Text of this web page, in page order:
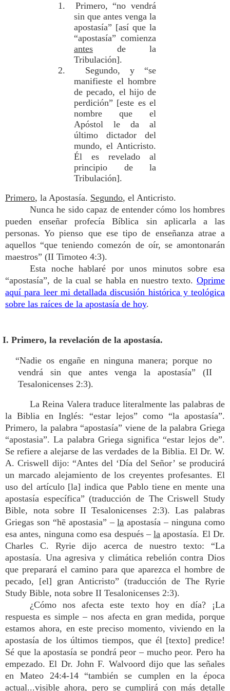
1. Primero, “no vendrá
sin que antes venga la
apostasía” [así que la
“apostasía” comienza
antes de la
Tribulación].
2. Segundo, y “se
manifieste el hombre
de pecado, el hijo de
perdición” [este es el
nombre que el
Apóstol le da al
último dictador del
mundo, el Anticristo.
Él es revelado al
principio de la
Tribulación].
Primero, la Apostasía. Segundo, el Anticristo.
Nunca he sido capaz de entender cómo los hombres
pueden enseñar profecía Bíblica sin aplicarla a las
personas. Yo pienso que ese tipo de enseñanza atrae a
aquellos “que teniendo comezón de oír, se amontonarán
maestros” (II Timoteo 4:3).
Esta noche hablaré por unos minutos sobre esa
“apostasía”, de la cual se habla en nuestro texto. Oprime
aquí para leer mi detallada discusión histórica y teológica
sobre las raíces de la apostasía de hoy.
I. Primero, la revelación de la apostasía.
“Nadie os engañe en ninguna manera; porque no
vendrá sin que antes venga la apostasía” (II
Tesalonicenses 2:3).
La Reina Valera traduce literalmente las palabras de
la Biblia en Inglés: “estar lejos” como “la apostasía”.
Primero, la palabra “apostasía” viene de la palabra Griega
“apostasia”. La palabra Griega significa “estar lejos de”.
Se refiere a alejarse de las verdades de la Biblia. El Dr. W.
A. Criswell dijo: “Antes del ‘Día del Señor’ se producirá
un marcado alejamiento de los creyentes profesantes. El
uso del artículo [la] indica que Pablo tiene en mente una
apostasía específica” (traducción de The Criswell Study
Bible, nota sobre II Tesalonicenses 2:3). Las palabras
Griegas son “hē apostasia” –la apostasía – ninguna como
esa antes, ninguna como esa después –la apostasía. El Dr.
Charles C. Ryrie dijo acerca de nuestro texto: “La
apostasía. Una agresiva y climática rebelión contra Dios
que preparará el camino para que aparezca el hombre de
pecado, [el] gran Anticristo” (traducción de The Ryrie
Study Bible, nota sobre II Tesalonicenses 2:3).
¿Cómo nos afecta este texto hoy en día? ¡La
respuesta es simple – nos afecta en gran medida, porque
estamos ahora, en este preciso momento, viviendo en la
apostasía de los últimos tiempos, que él [texto] predice!
Sé que la apostasía se pondrá peor – mucho peor. Pero ha
empezado. El Dr. John F. Walvoord dijo que las señales
en Mateo 24:4-14 “también se cumplen en la época
actual...visible ahora, pero se cumplirá con más detalle